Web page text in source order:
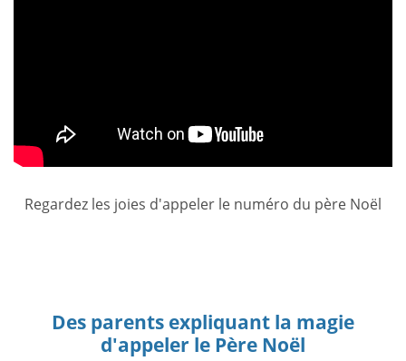
Regardez les joies d'appeler le numéro du père Noël
Des parents expliquant la magie
d'appeler le Père Noël